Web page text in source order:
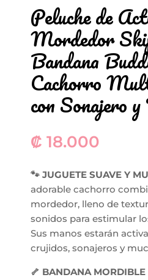
Peluche de
Mordedor
Bandana
Cachorro
con Sonajero
₡ 18.000
🐾 JUGUETE SUAVE Y
adorable cachorro
mordedor, lleno de
sonidos para estimular
Sus manos estarán
crujidos, sonajeros y
🦴 BANDANA